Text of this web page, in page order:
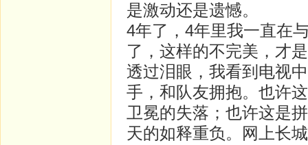
是激动还是遗憾。
4年了，4年里我一直在
了，这样的不完美，才
透过泪眼，我看到电视
手，和队友拥抱。也许
卫冕的失落；也许这是
天的如释重负。网上长